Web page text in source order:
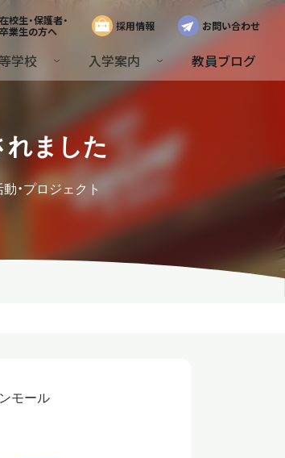
在校生・保護者・
卒業生の方へ
採用情報 お問い合わせ
学校 入学案内 教員ブログ
れました
・プロジェクト
モール